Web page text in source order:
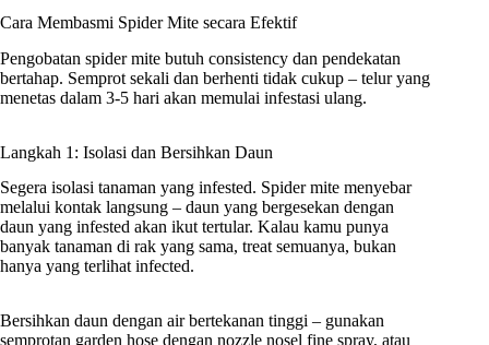
Cara Membasmi Spider Mite secara Efektif
Pengobatan spider mite butuh consistency dan pendekatan
bertahap. Semprot sekali dan berhenti tidak cukup – telur yang
menetas dalam 3-5 hari akan memulai infestasi ulang.
Langkah 1: Isolasi dan Bersihkan Daun
Segera isolasi tanaman yang infested. Spider mite menyebar
melalui kontak langsung – daun yang bergesekan dengan
daun yang infested akan ikut tertular. Kalau kamu punya
banyak tanaman di rak yang sama, treat semuanya, bukan
hanya yang terlihat infected.
Bersihkan daun dengan air bertekanan tinggi – gunakan
semprotan garden hose dengan nozzle nosel fine spray, atau